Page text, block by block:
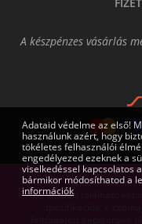
A készpénzes vásárlás
Az oldalon található
specifikációk, a
feltüntetett gépigények
Adataid védelme az első!
használunk azért, hogy
tökéletes felhasználói
engedélyezed ezeknek a
viselkedéssel kapcsolatos
bármikor módosíthatod a
információk